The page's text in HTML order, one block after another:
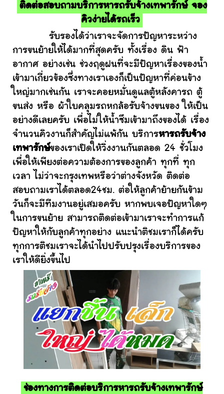
ติดต่อสอบถามบริการหารถรับจ้างเทพารักษ์ จอง
คิวง่ายได้รถเร็ว
รับรองได้ว่าเราจะจัดการปัญหาระหว่าง
การขนย้ายให้ได้มากที่สุดครับ ทั้งเรื่อง ดิน ฟ้า
อากาศ อย่างเช่น ช่วงฤดูฝนที่จะมีปัญหาเรื่องของน้ำ
เข้ามาเกี่ยวข้องซึ่งทางเราเองก็เป็นปัญหาที่ค่อนข้าง
ใหญ่มากเช่นกัน เราจะคอยหมั่นดูแลตู้หลังคารถ ตู้
ขนส่ง หรือ ผ้าใบคลุมรถหกล้อรับจ้างขนของ ให้เป็น
อย่างดีเลยครับ เพื่อไม่ให้น้ำซึมเข้ามาถึงของได้ เรื่อง
จำนวนคิวงานก็สำคัญไม่แพ้กัน บริการหารถรับจ้าง
เทพารักษ์ของเราเปิดให้วิ่งงานกันตลอด 24 ชั่วโมง
เพื่อให้เพียงต่อความต้องการของลูกค้า ทุกที่ ทุก
เวลา ไม่ว่าจะกรุงเทพหรือว่าต่างจังหวัด ติดต่อ
สอบถามเราได้ตลอด24ชม. ต่อให้ลูกค้าย้ายกันข้าม
วันก็จะมีทีมงานอยู่เสมอครับ หากพบเจอปัญหาใดๆ
ในการขนย้าย สามารถติดต่อเข้ามาเราจะทำการแก้
ปัญหาให้กับลูกค้าทุกอย่าง แนะนำติชมเราก็ได้ครับ
ทุกการติชมเราจะได้นำไปปรับปรุงเรื่องบริการของ
เราให้ดียิ่งขึ้นไป
ช่องทางการติดต่อบริการหารถรับจ้างเทพารักษ์